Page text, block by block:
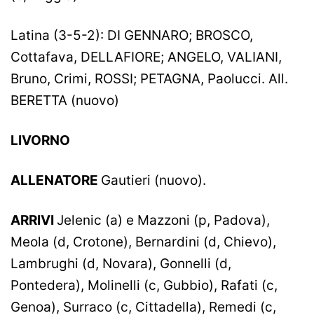
Latina (3-5-2): DI GENNARO; BROSCO,
Cottafava, DELLAFIORE; ANGELO, VALIANI,
Bruno, Crimi, ROSSI; PETAGNA, Paolucci. All.
BERETTA (nuovo)
LIVORNO
ALLENATORE Gautieri (nuovo).
ARRIVI Jelenic (a) e Mazzoni (p, Padova),
Meola (d, Crotone), Bernardini (d, Chievo),
Lambrughi (d, Novara), Gonnelli (d,
Pontedera), Molinelli (c, Gubbio), Rafati (c,
Genoa), Surraco (c, Cittadella), Remedi (c,